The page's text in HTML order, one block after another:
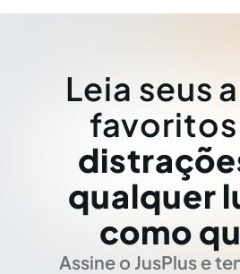
Leia seus
favoritos
qualquer
como
Assine o JusPlus e